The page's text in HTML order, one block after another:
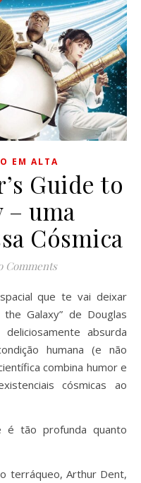
EM ALTA
Guide to
– uma
Cósmica
Comments
Galaxy” de Douglas
absurda
humana (e não
combina humor e
cósmicas ao
é tão profunda quanto
terráqueo, Arthur Dent,